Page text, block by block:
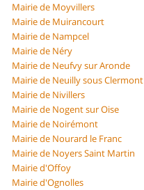
Mairie de Moyvillers
Mairie de Muirancourt
Mairie de Nampcel
Mairie de Néry
Mairie de Neufvy sur Aronde
Mairie de Neuilly sous Clermont
Mairie de Nivillers
Mairie de Nogent sur Oise
Mairie de Noirémont
Mairie de Nourard le Franc
Mairie de Noyers Saint Martin
Mairie d'Offoy
Mairie d'Ognolles